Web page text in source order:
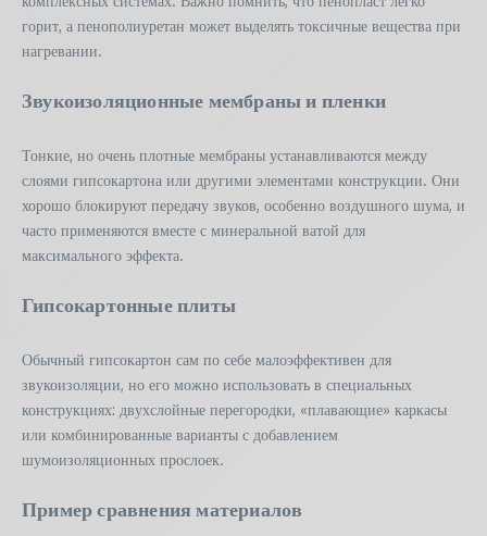
горит, а пенополиуретан может выделять токсичные вещества при
нагревании.
Звукоизоляционные мембраны и пленки
Тонкие, но очень плотные мембраны устанавливаются между
слоями гипсокартона или другими элементами конструкции. Они
хорошо блокируют передачу звуков, особенно воздушного шума, и
часто применяются вместе с минеральной ватой для
максимального эффекта.
Гипсокартонные плиты
Обычный гипсокартон сам по себе малоэффективен для
звукоизоляции, но его можно использовать в специальных
конструкциях: двухслойные перегородки, «плавающие» каркасы
или комбинированные варианты с добавлением
шумоизоляционных прослоек.
Пример сравнения материалов